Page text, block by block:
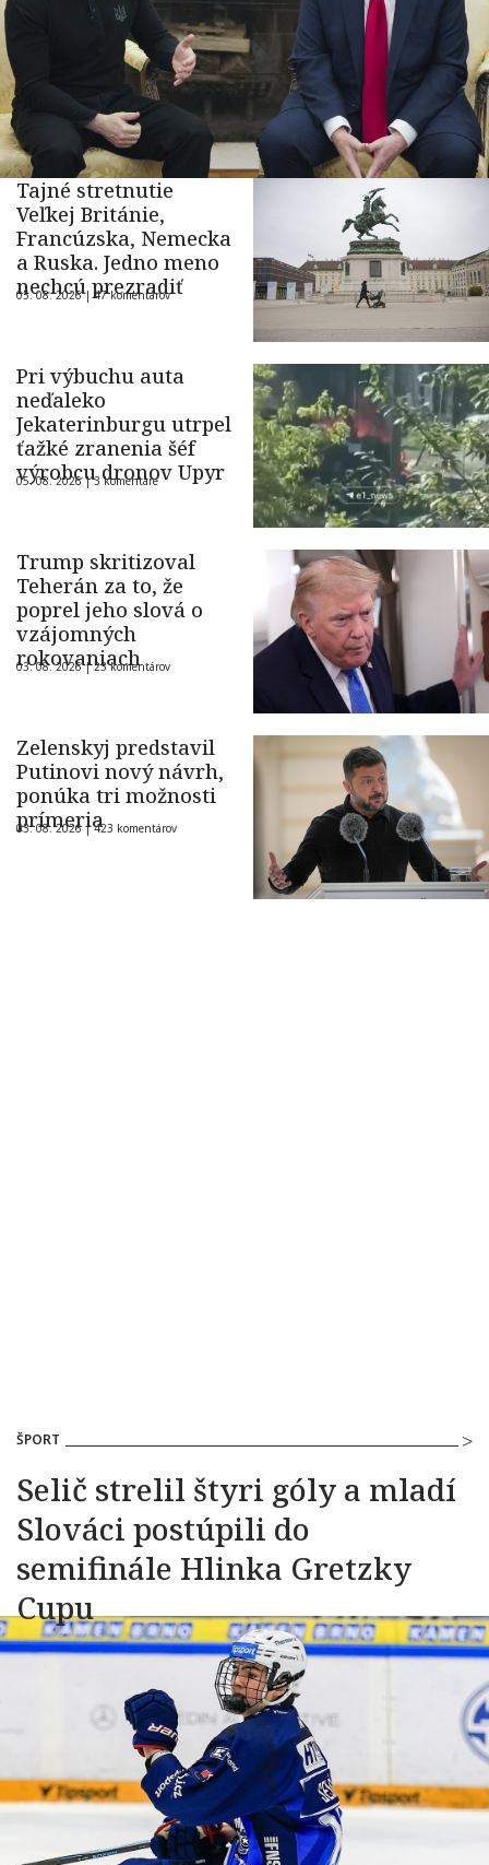
Tajné stretnutie
Veľkej Británie,
Francúzska, Nemecka
a Ruska. Jedno meno
nechcú prezradiť
05. 08. 2026 |47 komentárov
Pri výbuchu auta
neďaleko
Jekaterinburgu utrpel
ťažké zranenia šéf
výrobcu dronov Upyr
05. 08. 2026 |3 komentáre
Trump skritizoval
Teherán za to, že
poprel jeho slová o
vzájomných
rokovaniach
03. 08. 2026 |23 komentárov
Zelenskyj predstavil
Putinovi nový návrh,
ponúka tri možnosti
prímeria
03. 08. 2026 |423 komentárov
ŠPORT